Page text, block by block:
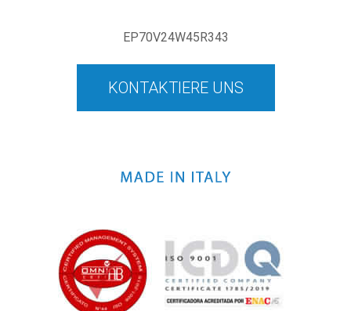
EP70V24W45R343
KONTAKTIERE UNS